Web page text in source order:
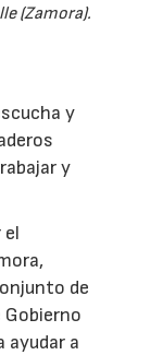
(Zamora).
y
y
el
de
Gobierno
ayudar a